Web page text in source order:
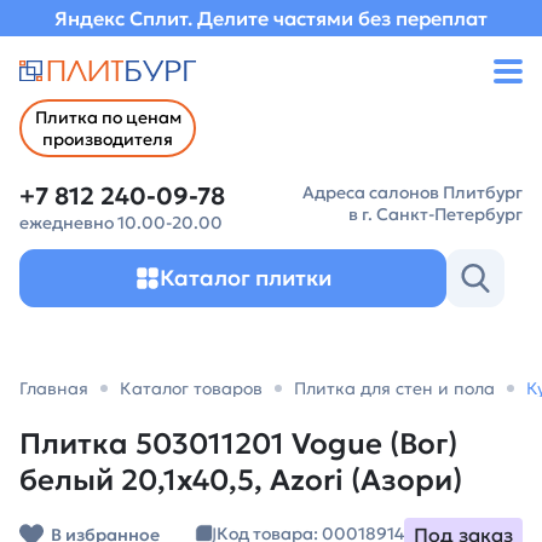
Яндекс Сплит. Делите частями без переплат
Плитка по ценам
производителя
+7 812 240-09-78
ежедневно 10.00-20.00
Адреса салонов Плитбург
в г. Санкт-Петербург
Каталог плитки
Главная Каталог товаров Плитка для стен и пола
Плитка 503011201 Vogue (Вог)
белый 20,1х40,5, Azori (Азори)
В избранное Код товара: 00018914 Под заказ